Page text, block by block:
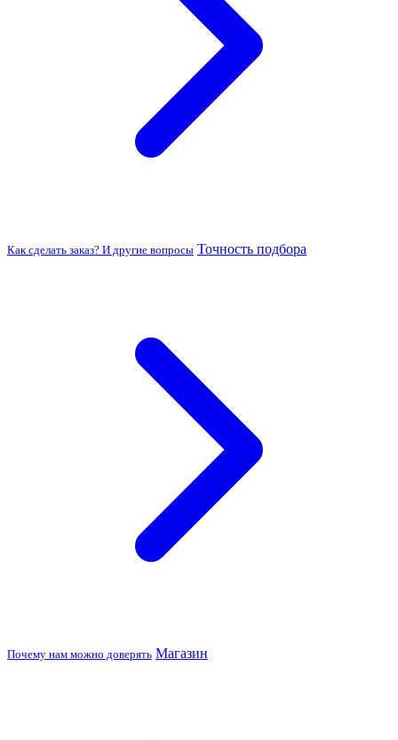
Как сделать заказ? И другие вопросы Точность подбора
Почему нам можно доверять Магазин